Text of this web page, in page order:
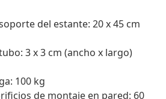
del estante: 20 x 45 cm
3 x 3 cm (ancho x largo)
100 kg
de montaje en pared: 60